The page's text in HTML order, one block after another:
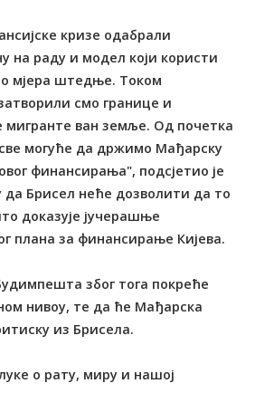
кризе одабрали
на раду и модел који користи
мјера штедње. Током
смо границе и
мигранте ван земље. Од почетка
могуће да држимо Мађарску
финансирања", подсјетио је
да Брисел неће дозволити да то
доказује јучерашње
плана за финансирање Кијева.
због тога покреће
нивоу, те да ће Мађарска
из Брисела.
о рату, миру и нашој